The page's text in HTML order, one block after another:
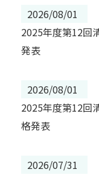
2026/08/01
2025年度第12回
発表
2026/08/01
2025年度第12回
格発表
2026/07/31